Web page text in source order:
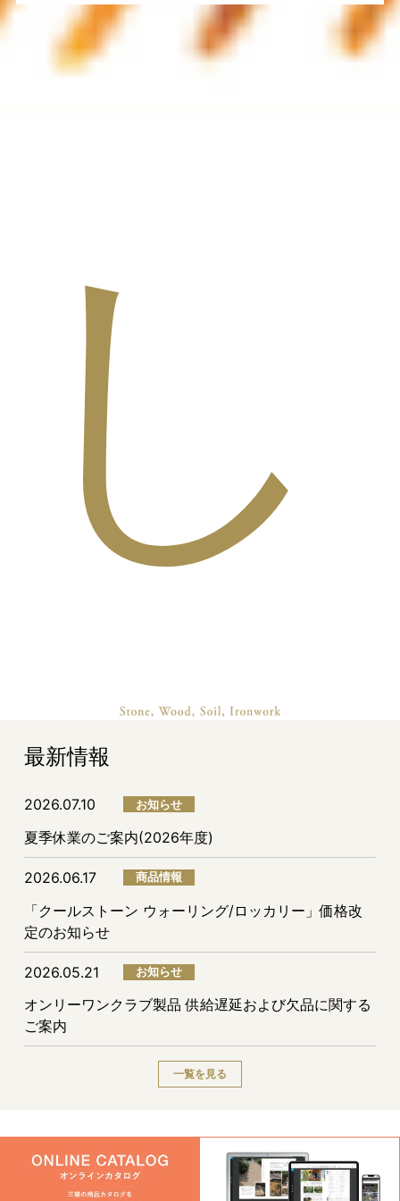
し
最新情報
2026.07.10 お知らせ
夏季休業のご案内(2026年度)
2026.06.17 商品情報
「クールストーン ウォーリング/ロッカリー」価格改
定のお知らせ
2026.05.21 お知らせ
オンリーワンクラブ製品 供給遅延および欠品に関する
ご案内
一覧を見る